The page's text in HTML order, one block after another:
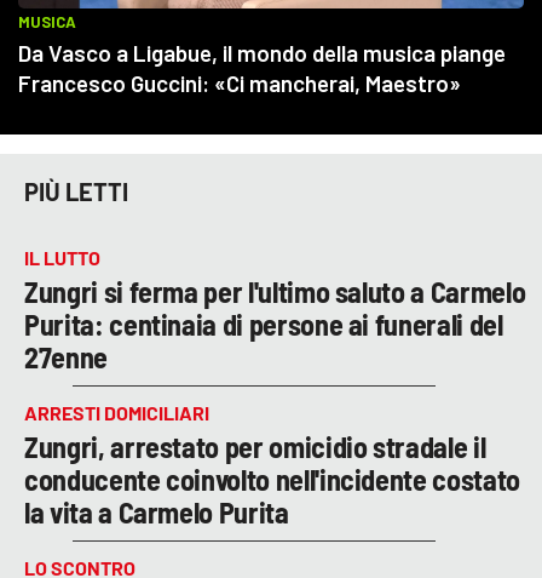
PIÙ LETTI
IL LUTTO
Zungri si ferma per l'ultimo saluto a Carmelo
Purita: centinaia di persone ai funerali del
27enne
ARRESTI DOMICILIARI
Zungri, arrestato per omicidio stradale il
conducente coinvolto nell'incidente costato
la vita a Carmelo Purita
LO SCONTRO